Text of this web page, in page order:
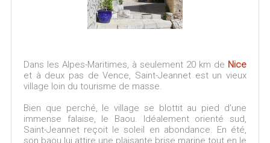
Dans les Alpes-Maritimes, à seulement 20 km de Nice
et à deux pas de Vence, Saint-Jeannet est un vieux
village loin du tourisme de masse.
Bien que perché, le village se blottit au pied d'une
immense falaise, le Baou. Idéalement orienté sud,
Saint-Jeannet reçoit le soleil en abondance. En été,
son baou lui attire une plaisante brise marine tout en le